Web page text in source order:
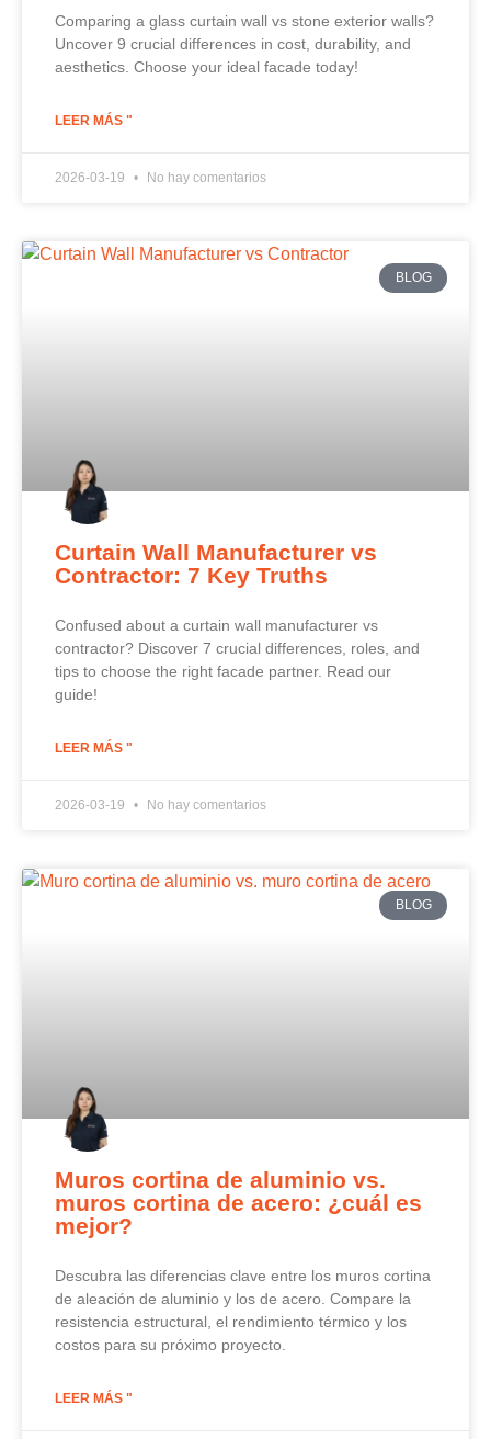
Comparing a glass curtain wall vs stone exterior walls?
Uncover 9 crucial differences in cost, durability, and
aesthetics. Choose your ideal facade today!
LEER MÁS "
2026-03-19 No hay comentarios
BLOG
Curtain Wall Manufacturer vs
Contractor: 7 Key Truths
Confused about a curtain wall manufacturer vs
contractor? Discover 7 crucial differences, roles, and
tips to choose the right facade partner. Read our
guide!
LEER MÁS "
2026-03-19 No hay comentarios
BLOG
Muros cortina de aluminio vs.
muros cortina de acero: ¿cuál es
mejor?
Descubra las diferencias clave entre los muros cortina
de aleación de aluminio y los de acero. Compare la
resistencia estructural, el rendimiento térmico y los
costos para su próximo proyecto.
LEER MÁS "